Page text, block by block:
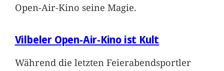
Open-Air-Kino seine Magie.
Vilbeler Open-Air-Kino ist Kult
Während die letzten Feierabendsportler